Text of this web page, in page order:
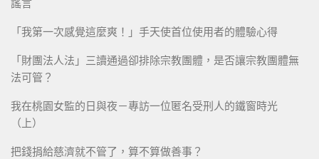
謠言
「我第一次感覺這麼爽！」手天使首位使用者的體驗心得
「財團法人法」三讀通過卻排除宗教團體，是否讓宗教團體無
法可管？
我在桃園女監的日與夜－專訪一位匿名受刑人的鐵窗時光
（上）
把錢捐給慈濟就不管了，算不算做善事？